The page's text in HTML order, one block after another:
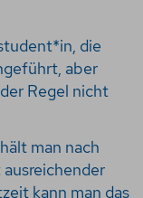
die
aber
Regel nicht
man nach
kann man das